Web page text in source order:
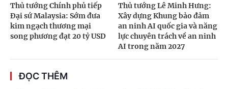
Thủ tướng Chính phủ tiếp
Đại sứ Malaysia: Sớm đưa
kim ngạch thương mại
song phương đạt 20 tỷ USD
Thủ tướng Lê Minh Hưng:
Xây dựng Khung bảo đảm
an ninh AI quốc gia và năng
lực chuyên trách về an ninh
AI trong năm 2027
ĐỌC THÊM